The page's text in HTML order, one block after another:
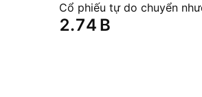
Cổ phiếu tự do chuyển
‪2.74 B‬